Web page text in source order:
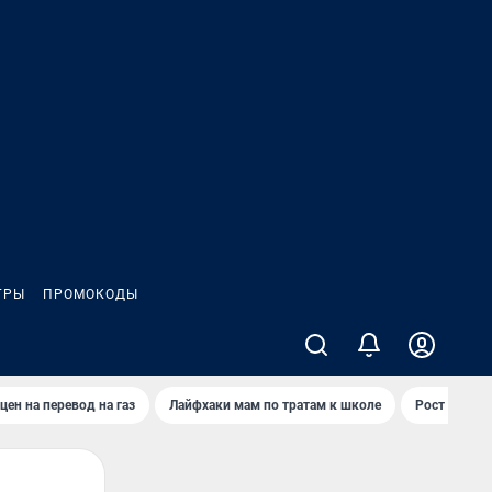
ПРОМОКОДЫ
на перевод на газ Лайфхаки мам по тратам к школе Рост цен на